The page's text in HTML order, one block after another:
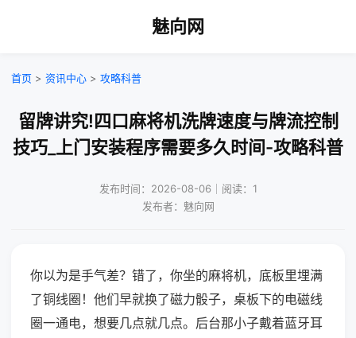
魅向网
首页 > 资讯中心 > 攻略科普
留牌讲究!四口麻将机洗牌速度与牌流控制
技巧_上门安装程序需要多久时间-攻略科普
发布时间：2026-08-06｜阅读：1
发布者：魅向网
你以为是手气差？错了，你坐的麻将机，底板里埋满
了铜线圈！他们早就换了磁力骰子，桌板下的电磁线
圈一通电，想要几点就几点。后台那小子戴着蓝牙耳